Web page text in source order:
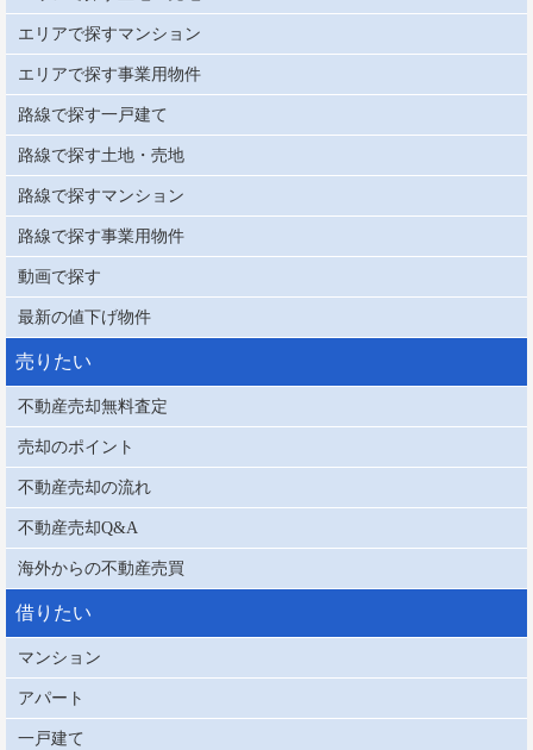
エリアで探すマンション
エリアで探す事業用物件
路線で探す一戸建て
路線で探す土地・売地
路線で探すマンション
路線で探す事業用物件
動画で探す
最新の値下げ物件
売りたい
不動産売却無料査定
売却のポイント
不動産売却の流れ
不動産売却Q&A
海外からの不動産売買
借りたい
マンション
アパート
一戸建て